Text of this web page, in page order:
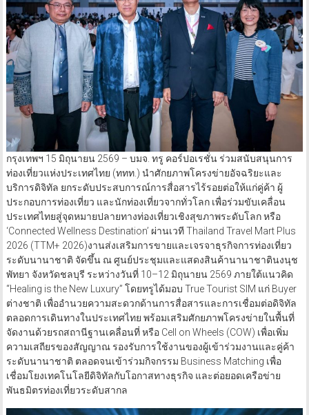
กรุงเทพฯ 15 มิถุนายน 2569 – บมจ. ทรู คอร์ปอเรชั่น ร่วมสนับสนุนการ
ท่องเที่ยวแห่งประเทศไทย (ททท.) นำศักยภาพโครงข่ายอัจฉริยะและ
บริการดิจิทัล ยกระดับประสบการณ์การสื่อสารไร้รอยต่อให้แก่คู่ค้า ผู้
ประกอบการท่องเที่ยว และนักท่องเที่ยวจากทั่วโลก เพื่อร่วมขับเคลื่อน
ประเทศไทยสู่จุดหมายปลายทางท่องเที่ยวเชิงสุขภาพระดับโลก หรือ
‘Connected Wellness Destination’ ผ่านเวที Thailand Travel Mart Plus
2026 (TTM+ 2026)งานส่งเสริมการขายและเจรจาธุรกิจการท่องเที่ยว
ระดับนานาชาติ จัดขึ้น ณ ศูนย์ประชุมและแสดงสินค้านานาชาตินงนุช
พัทยา จังหวัดชลบุรี ระหว่างวันที่ 10–12 มิถุนายน 2569 ภายใต้แนวคิด
“Healing is the New Luxury” โดยทรูได้มอบ True Tourist SIM แก่ Buyer
ต่างชาติ เพื่ออำนวยความสะดวกด้านการสื่อสารและการเชื่อมต่อดิจิทัล
ตลอดการเดินทางในประเทศไทย พร้อมเสริมศักยภาพโครงข่ายในพื้นที่
จัดงานด้วยรถสถานีฐานเคลื่อนที่ หรือ Cell on Wheels (COW) เพื่อเพิ่ม
ความเสถียรของสัญญาณ รองรับการใช้งานของผู้เข้าร่วมงานและคู่ค้า
ระดับนานาชาติ ตลอดจนเข้าร่วมกิจกรรม Business Matching เพื่อ
เชื่อมโยงเทคโนโลยีดิจิทัลกับโอกาสทางธุรกิจ และต่อยอดเครือข่าย